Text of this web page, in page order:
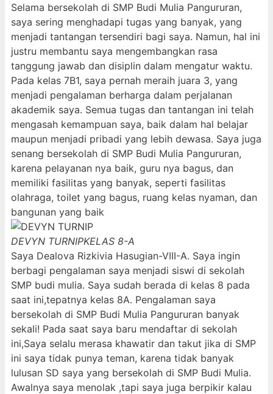
Selama bersekolah di SMP Budi Mulia Pangururan,
saya sering menghadapi tugas yang banyak, yang
menjadi tantangan tersendiri bagi saya. Namun, hal ini
justru membantu saya mengembangkan rasa
tanggung jawab dan disiplin dalam mengatur waktu.
Pada kelas 7B1, saya pernah meraih juara 3, yang
menjadi pengalaman berharga dalam perjalanan
akademik saya. Semua tugas dan tantangan ini telah
mengasah kemampuan saya, baik dalam hal belajar
maupun menjadi pribadi yang lebih dewasa. Saya juga
senang bersekolah di SMP Budi Mulia Pangururan,
karena pelayanan nya baik, guru nya bagus, dan
memiliki fasilitas yang banyak, seperti fasilitas
olahraga, toilet yang bagus, ruang kelas nyaman, dan
bangunan yang baik
DEVYN TURNIPKELAS 8-A
Saya Dealova Rizkivia Hasugian-VIII-A. Saya ingin
berbagi pengalaman saya menjadi siswi di sekolah
SMP budi mulia. Saya sudah berada di kelas 8 pada
saat ini,tepatnya kelas 8A. Pengalaman saya
bersekolah di SMP Budi Mulia Pangururan banyak
sekali! Pada saat saya baru mendaftar di sekolah
ini,Saya selalu merasa khawatir dan takut jika di SMP
ini saya tidak punya teman, karena tidak banyak
lulusan SD saya yang bersekolah di SMP Budi Mulia.
Awalnya saya menolak ,tapi saya juga berpikir kalau